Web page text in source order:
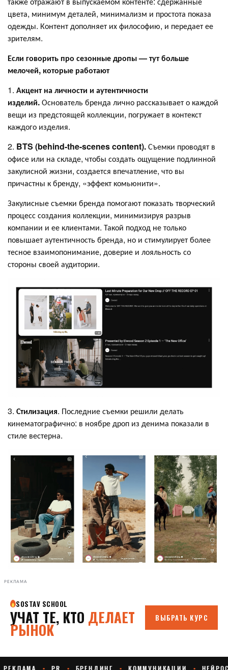
цвета, минимум деталей, минимализм и простота показа
одежды. Контент дополняет их философию, и передает ее
зрителям.
Если говорить про сезонные дропы — тут больше
мелочей, которые работают
1. Акцент на личности и аутентичности
изделий.Основатель бренда лично рассказывает о каждой
вещи из предстоящей коллекции, погружает в контекст
каждого изделия.
2. BTS (behind-the-scenes content).Съемки проводят в
офисе или на складе, чтобы создать ощущение подлинной
закулисной жизни, создается впечатление, что вы
причастны к бренду, «эффект комьюнити».
Закулисные съемки бренда помогают показать творческий
процесс создания коллекции, минимизируя разрыв
компании и ее клиентами. Такой подход не только
повышает аутентичность бренда, но и стимулирует более
тесное взаимопонимание, доверие и лояльность со
стороны своей аудитории.
3. Стилизация. Последние съемки решили делать
кинематографично: в ноябре дроп из денима показали в
стиле вестерна.
РЕКЛАМА